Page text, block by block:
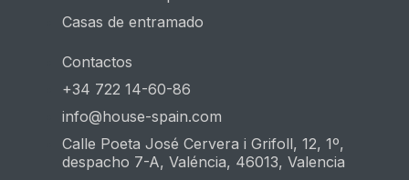
Casas de entramado
Contactos
+34 722 14-60-86
info@house-spain.com
Calle Poeta José Cervera i Grifoll, 12, 1º,
despacho 7-A, Valéncia, 46013, Valencia